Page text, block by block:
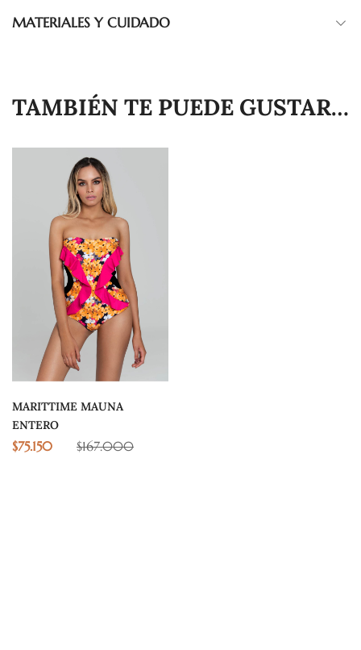
MATERIALES Y CUIDADO
TAMBIÉN TE PUEDE GUSTAR…
MARITTIME MAUNA
ENTERO
$167.000
$75.150